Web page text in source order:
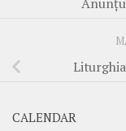
CALENDAR